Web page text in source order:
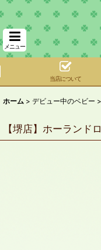
メニュー
当店について
ホーム > デビュー中のベビー >
【堺店】ホーラン